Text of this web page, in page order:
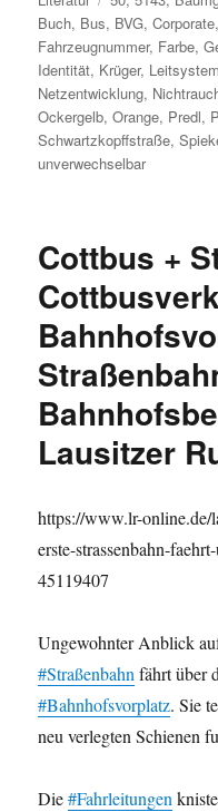
Buch, Bus, BVG,Corporate,
Fahrzeugnummer, Farbe,
Identität, Krüger, Leitsystem
Netzentwicklung,
Ockergelb,Orange, Predl,
Schwartzkopffstraße,
unverwechselbar
Cottbus +
Lausitzer
https://www.lr-online.de/
erste-strassenbahn-
45119407
Ungewohnter Anblick
#Straßenbahnfährt über
#Bahnhofsvorplatz. Sie
neu verlegten Schienen
Die#Fahrleitungen